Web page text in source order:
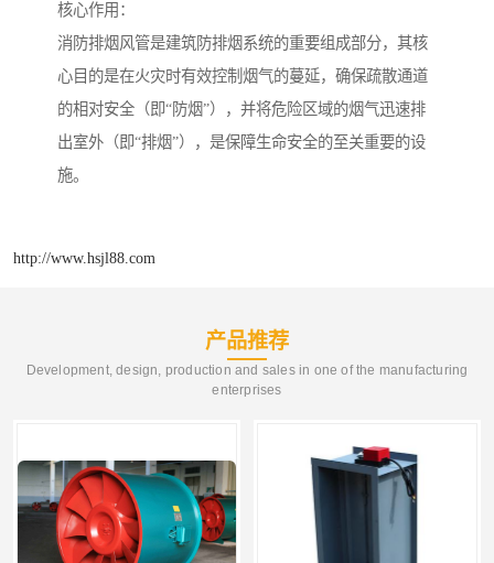
核心作用：
消防排烟风管是建筑防排烟系统的重要组成部分，其核
心目的是在火灾时有效控制烟气的蔓延，确保疏散通道
的相对安全（即“防烟”），并将危险区域的烟气迅速排
出室外（即“排烟”），是保障生命安全的至关重要的设
施。
http://www.hsjl88.com
产品推荐
Development, design, production and sales in one of the manufacturing
enterprises